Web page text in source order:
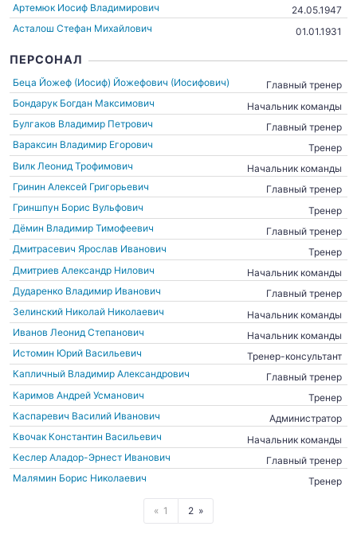
Артемюк Иосиф Владимирович
24.05.1947
Асталош Стефан Михайлович
01.01.1931
ПЕРСОНАЛ
Беца Йожеф (Иосиф) Йожефович (Иосифович)
Главный тренер
Бондарук Богдан Максимович
Начальник команды
Булгаков Владимир Петрович
Главный тренер
Вараксин Владимир Егорович
Тренер
Вилк Леонид Трофимович
Начальник команды
Гринин Алексей Григорьевич
Главный тренер
Гриншпун Борис Вульфович
Тренер
Дёмин Владимир Тимофеевич
Главный тренер
Дмитрасевич Ярослав Иванович
Тренер
Дмитриев Александр Нилович
Начальник команды
Дударенко Владимир Иванович
Главный тренер
Зелинский Николай Николаевич
Начальник команды
Иванов Леонид Степанович
Начальник команды
Истомин Юрий Васильевич
Тренер-консультант
Капличный Владимир Александрович
Главный тренер
Каримов Андрей Усманович
Тренер
Каспаревич Василий Иванович
Администратор
Квочак Константин Васильевич
Начальник команды
Кеслер Аладор-Эрнест Иванович
Главный тренер
Малямин Борис Николаевич
Тренер
1 2